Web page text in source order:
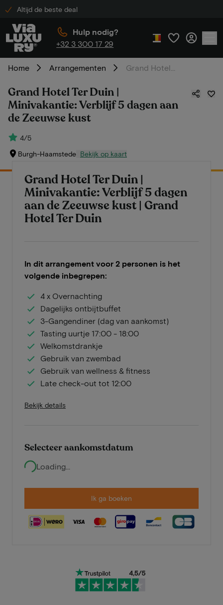
Altijd de beste deal
Hulp nodig?
+32 3 300 17 29
Home Arrangementen
Grand Hotel Ter Duin |
Minivakantie: Verblijf 5 dagen aan
de Zeeuwse kust
4/5
Burgh-Haamstede Bekijk op kaart
Grand Hotel Ter Duin |
Minivakantie: Verblijf 5 dagen
aan de Zeeuwse kust | Grand
Hotel Ter Duin
In dit arrangement voor 2 personen is het
volgende inbegrepen:
4 x Overnachting
Dagelijks ontbijtbuffet
3-Gangendiner (dag van aankomst)
Tasting uurtje 17:00 - 18:00
Welkomstdrankje
Gebruik van zwembad
Gebruik van wellness & fitness
Late check-out tot 12:00
Bekijk details
Selecteer aankomstdatum
Loading...
Ik ga boeken